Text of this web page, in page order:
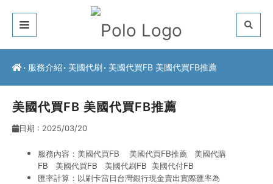
關於我們
最新公告
服務介紹 美國代刷 美國代買FB 美國代買FB推薦
美國代買FB 美國代買FB推薦
日期 : 2025/03/20
服務內容：美國代買FB 美國代買FB推薦 美國代購
FB
美國代買FB 美國代刷FB 美國代付FB
匯率計算：以刷卡當日台灣銀行現金賣出實際匯率為